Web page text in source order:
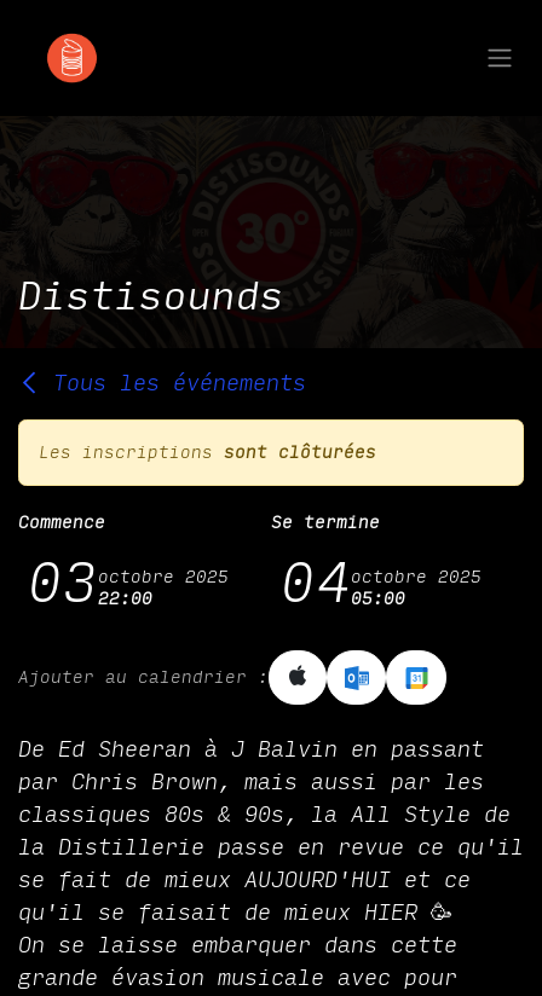
Distisounds
Tous les événements
Les inscriptions sont clôturées
Commence
03 octobre 2025
22:00
Se termine
04 octobre 2025
05:00
Ajouter au calendrier :
De Ed Sheeran à J Balvin en passant
par Chris Brown, mais aussi par les
classiques 80s & 90s, la All Style de
la Distillerie passe en revue ce qu'il
se fait de mieux AUJOURD'HUI et ce
qu'il se faisait de mieux HIER 🥳
On se laisse embarquer dans cette
grande évasion musicale avec pour